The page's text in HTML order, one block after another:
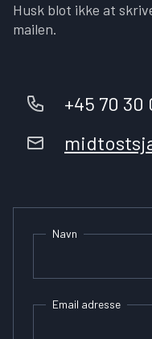
Husk blot ikke at
mailen.
+45 70 30
Navn
Email adresse